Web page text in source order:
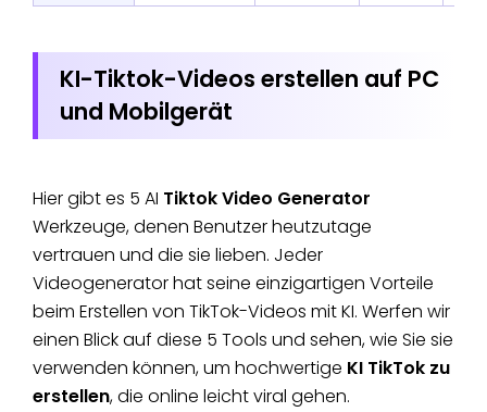
KI-Tiktok-Videos erstellen auf PC
und Mobilgerät
Hier gibt es 5 AI Tiktok Video Generator
Werkzeuge, denen Benutzer heutzutage
vertrauen und die sie lieben. Jeder
Videogenerator hat seine einzigartigen Vorteile
beim Erstellen von TikTok-Videos mit KI. Werfen wir
einen Blick auf diese 5 Tools und sehen, wie Sie sie
verwenden können, um hochwertige KI TikTok zu
erstellen, die online leicht viral gehen.